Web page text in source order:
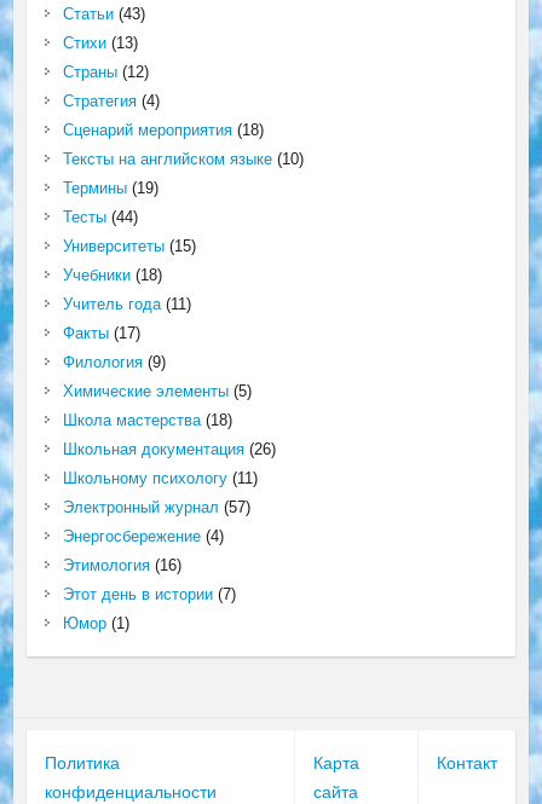
Статьи(43)
Стихи(13)
Страны(12)
Стратегия(4)
Сценарий мероприятия(18)
Тексты на английском языке(10)
Термины(19)
Тесты(44)
Университеты(15)
Учебники(18)
Учитель года(11)
Факты(17)
Филология(9)
Химические элементы(5)
Школа мастерства(18)
Школьная документация(26)
Школьному психологу(11)
Электронный журнал (57)
Энергосбережение(4)
Этимология(16)
Этот день в истории(7)
Юмор(1)
Политика
конфиденциальности
Карта
сайта
Контакт